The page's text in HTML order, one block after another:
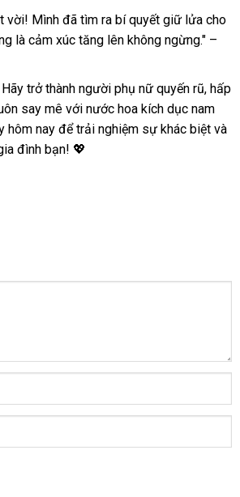
vời! Mình đã tìm ra bí quyết giữ lửa cho
là cảm xúc tăng lên không ngừng." –
trở thành người phụ nữ quyến rũ, hấp
say mê với nước hoa kích dục nam
hôm nay để trải nghiệm sự khác biệt và
đình bạn! 💖